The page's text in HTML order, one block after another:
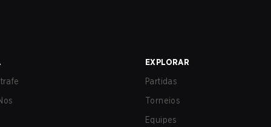
EXPLORAR
Partidas
Torneios
Equipes